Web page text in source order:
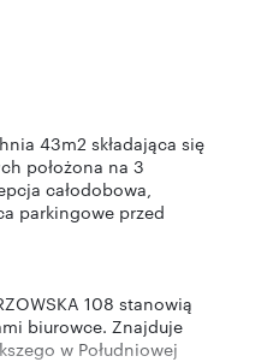
43m2 składająca się
położona na 3
całodobowa,
parkingowe przed
108 stanowią
biurowce. Znajduje
w Południowej